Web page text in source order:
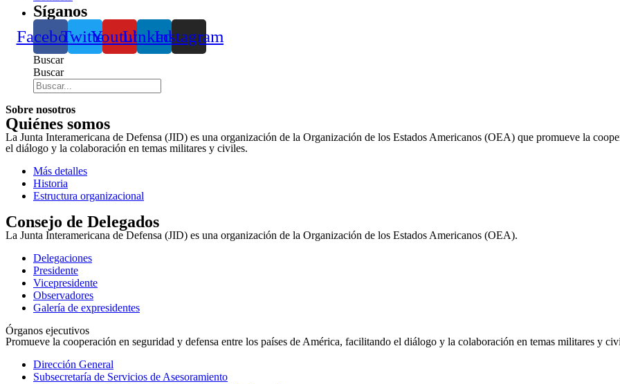
Síganos
FacebookTwitterYoutubeLinkedinInstagram
Buscar
Buscar
Sobre nosotros
Quiénes somos
La Junta Interamericana de Defensa (JID) es una organización de la Organización de los Estados Americanos (OEA) que promueve la
el diálogo y la colaboración en temas militares y civiles.
Más detalles
Historia
Estructura organizacional
Consejo de Delegados
La Junta Interamericana de Defensa (JID) es una organización de la Organización de los Estados Americanos (OEA).
Delegaciones
Presidente
Vicepresidente
Observadores
Galería de expresidentes
Órganos ejecutivos
Promueve la cooperación en seguridad y defensa entre los países de América, facilitando el diálogo y la colaboración en temas militares y
Dirección General
Subsecretaría de Servicios de Asesoramiento